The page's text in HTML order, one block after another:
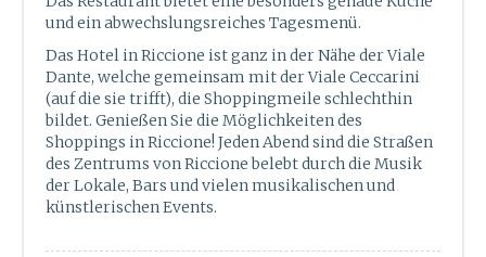
und ein abwechslungsreiches Tagesmenü.
Das Hotel in Riccione ist ganz in der Nähe der Viale
Dante, welche gemeinsam mit der Viale Ceccarini
(auf die sie trifft), die Shoppingmeile schlechthin
bildet. Genießen Sie die Möglichkeiten des
Shoppings in Riccione! Jeden Abend sind die Straßen
des Zentrums von Riccione belebt durch die Musik
der Lokale, Bars und vielen musikalischen und
künstlerischen Events.